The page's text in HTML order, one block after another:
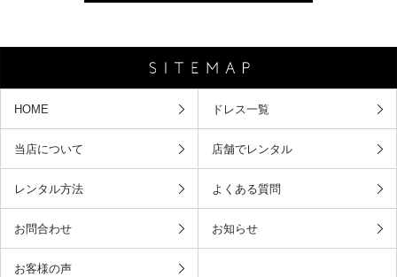
HOME ドレス一覧
当店について 店舗でレンタル
レンタル方法 よくある質問
お問合わせ お知らせ
お客様の声